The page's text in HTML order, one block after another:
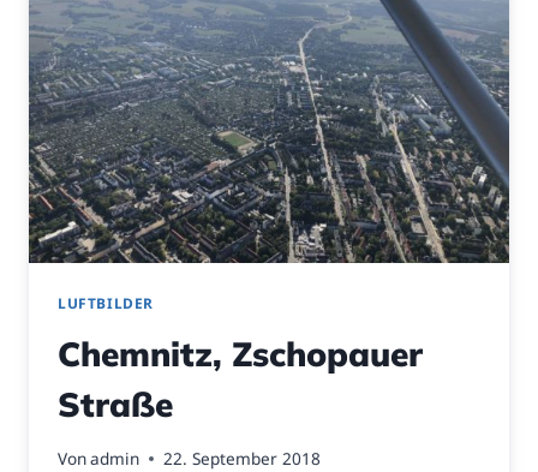
LUFTBILDER
Chemnitz, Zschopauer
Straße
Vonadmin 22. September 2018